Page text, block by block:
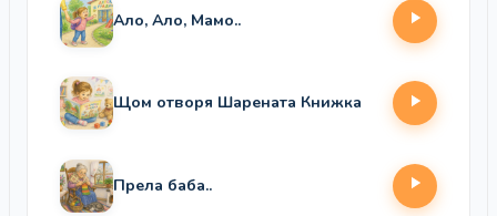
Ало, Ало, Мамо..
Щом отворя Шарената Книжка
Прела баба..